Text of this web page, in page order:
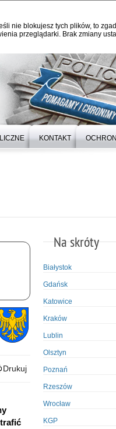
nie blokujesz tych plików, to
przeglądarki. Brak zmiany
KONTAKT
Drukuj
Na skróty
Białystok
Gdańsk
Katowice
Kraków
Lublin
Olsztyn
Poznań
Rzeszów
Wrocław
KGP